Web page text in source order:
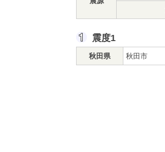
震度1
秋田県 秋田市